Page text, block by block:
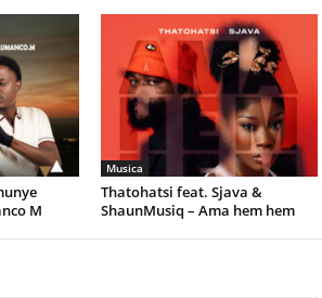
M
Musica
Thatohatsi feat. Sjava &
ShaunMusiq – Ama hem hem